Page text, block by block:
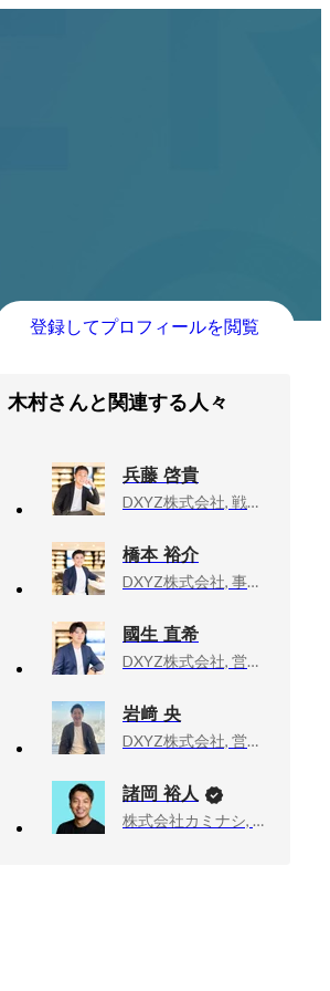
登録してプロフィールを閲覧
木村さんと関連する人々
兵藤 啓貴
DXYZ株式会社, 戦略企画室長
橋本 裕介
DXYZ株式会社, 事業開発部長 兼 経営企画部長
國生 直希
DXYZ株式会社, 営業部 部長
岩﨑 央
DXYZ株式会社, 営業部アカウントマネージャー
諸岡 裕人
株式会社カミナシ, 代表取締役